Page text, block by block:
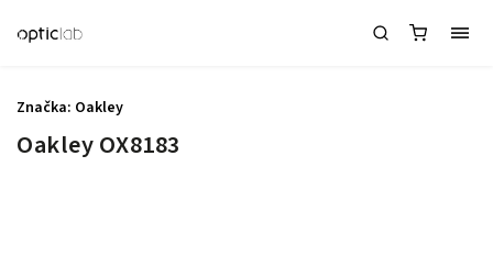
Oakley OX8183
Značka: Oakley